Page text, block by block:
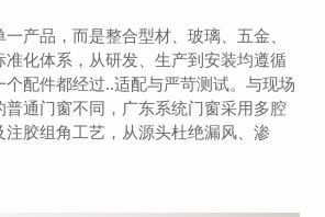
产品，而是整合型材、玻璃、五金、
准化体系，从研发、生产到安装均遵循
个配件都经过..适配与严苛测试。与现场
普通门窗不同，广东系统门窗采用多腔
注胶组角工艺，从源头杜绝漏风、渗